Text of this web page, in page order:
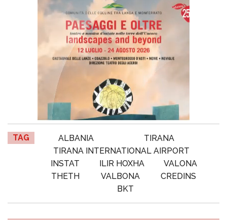
TAG ALBANIA
TIRANA
TIRANA INTERNATIONAL AIRPORT
INSTAT
ILIR HOXHA
VALONA
THETH
VALBONA
CREDINS
BKT